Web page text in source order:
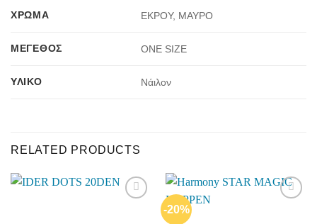
ΧΡΏΜΑ ΕΚΡΟΥ, ΜΑΥΡΟ
ΜΈΓΕΘΟΣ ONE SIZE
ΥΛΙΚΌ Νάιλον
RELATED PRODUCTS
-20%